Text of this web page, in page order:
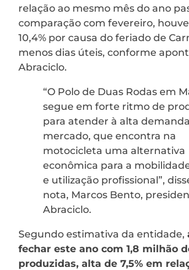
relação ao mesmo mês do ano
comparação com fevereiro,
10,4% por causa do feriado de
menos dias úteis, conforme
Abraciclo.
“O Polo de Duas Rodas em
segue em forte ritmo de
para atender à alta
mercado, que encontra na
motocicleta uma alternativa
econômica para a
e utilização profissional”,
nota, Marcos Bento,
Abraciclo.
Segundo estimativa da entidade,
fechar este ano com 1,8 milhão
produzidas, alta de 7,5% em